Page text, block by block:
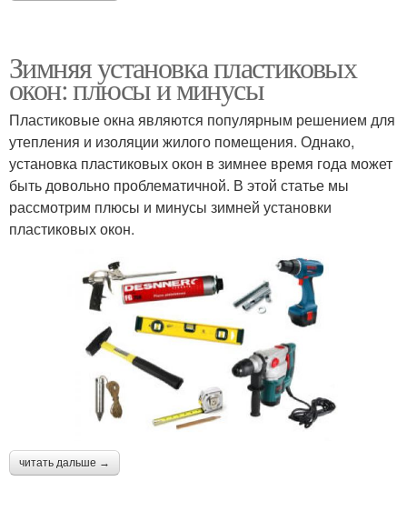
Зимняя установка пластиковых
окон: плюсы и минусы
Пластиковые окна являются популярным решением для
утепления и изоляции жилого помещения. Однако,
установка пластиковых окон в зимнее время года может
быть довольно проблематичной. В этой статье мы
рассмотрим плюсы и минусы зимней установки
пластиковых окон.
читать дальше →